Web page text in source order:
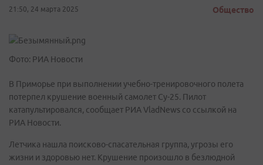
21:50, 24 марта 2025 Общество
Фото: РИА Новости
В Приморье при выполнении учебно-тренировочного полета
потерпел крушение военный самолет Су-25. Пилот
катапультировался, сообщает РИА VladNews со ссылкой на
РИА Новости.
Летчика нашла поисково-спасательная группа, угрозы его
жизни и здоровью нет. Крушение произошло в безлюдной